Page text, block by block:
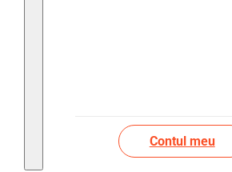
Contul meu